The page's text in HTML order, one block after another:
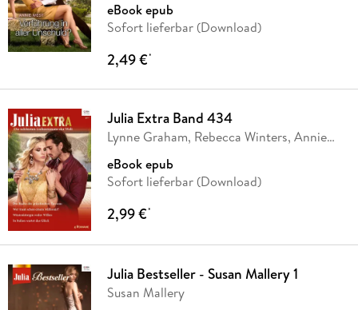
eBook epub
Sofort lieferbar (Download)
2,49 €*
Julia Extra Band 434
Lynne Graham, Rebecca Winters, Annie
eBook epub
Sofort lieferbar (Download)
2,99 €*
Julia Bestseller - Susan Mallery 1
Susan Mallery